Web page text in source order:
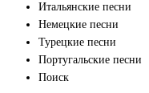
Итальянские песни
Немецкие песни
Турецкие песни
Португальские песни
Поиск